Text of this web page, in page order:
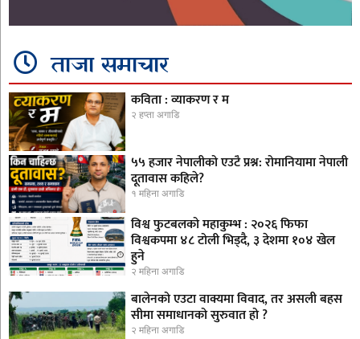
ताजा समाचार
कविता : व्याकरण र म
२ हप्ता अगाडि
५५ हजार नेपालीको एउटै प्रश्न: रोमानियामा नेपाली
दूतावास कहिले?
१ महिना अगाडि
विश्व फुटबलको महाकुम्भ : २०२६ फिफा
विश्वकपमा ४८ टोली भिड्दै, ३ देशमा १०४ खेल
हुने
२ महिना अगाडि
बालेनको एउटा वाक्यमा विवाद, तर असली बहस
सीमा समाधानको सुरुवात हो ?
२ महिना अगाडि